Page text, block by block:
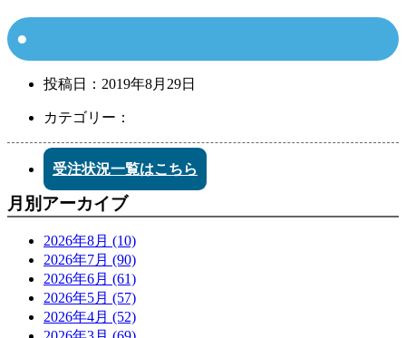
投稿日： 2019年8月29日
カテゴリー：
受注状況一覧はこちら
月別アーカイブ
2026年8月 (10)
2026年7月 (90)
2026年6月 (61)
2026年5月 (57)
2026年4月 (52)